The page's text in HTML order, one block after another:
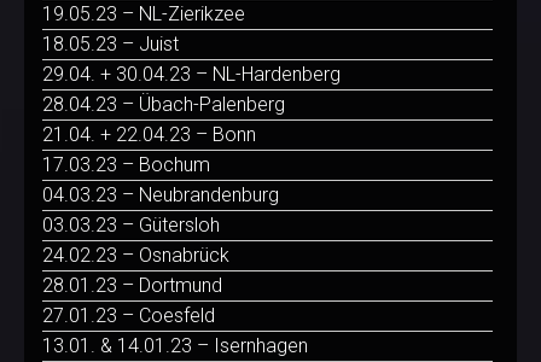
19.05.23 – NL-Zierikzee
18.05.23 – Juist
29.04. + 30.04.23 – NL-Hardenberg
28.04.23 – Übach-Palenberg
21.04. + 22.04.23 – Bonn
17.03.23 – Bochum
04.03.23 – Neubrandenburg
03.03.23 – Gütersloh
24.02.23 – Osnabrück
28.01.23 – Dortmund
27.01.23 – Coesfeld
13.01. & 14.01.23 – Isernhagen